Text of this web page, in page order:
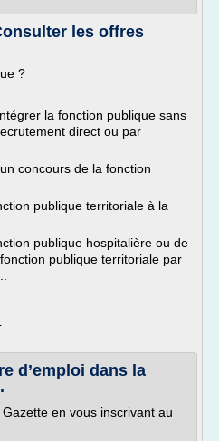
les offres
?
la fonction publique sans
direct ou par
concours de la fonction
publique territoriale à la
publique hospitalière ou de
publique territoriale par
d’emploi dans la
en vous inscrivant au